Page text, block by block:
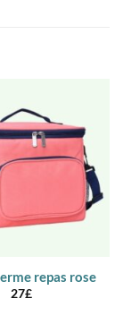
repas rose
27£